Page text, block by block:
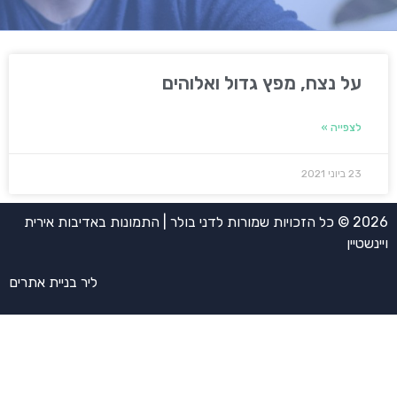
על נצח, מפץ גדול ואלוהים
לצפייה »
23 ביוני 2021
2026 © כל הזכויות שמורות לדני בולר | התמונות באדיבות אירית
ויינשטיין
ליר בניית אתרים